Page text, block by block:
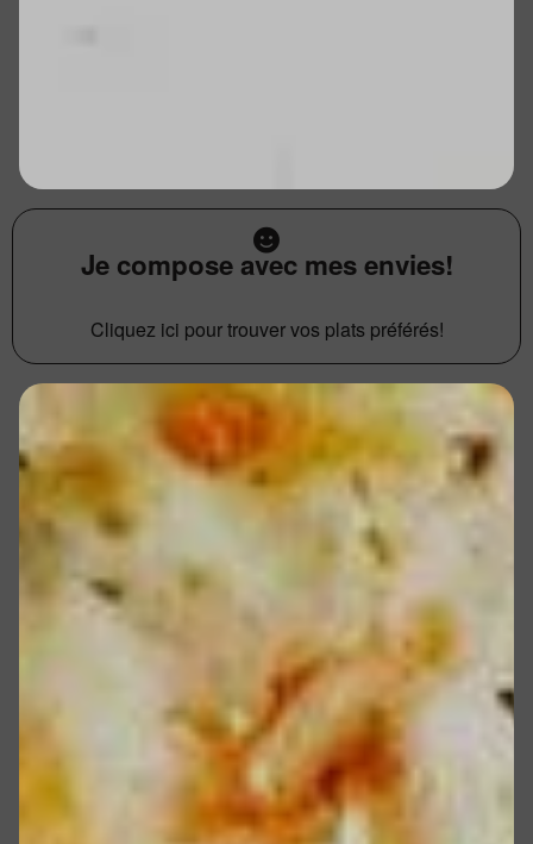
Je compose avec mes envies!
Cliquez ici pour trouver vos plats préférés!